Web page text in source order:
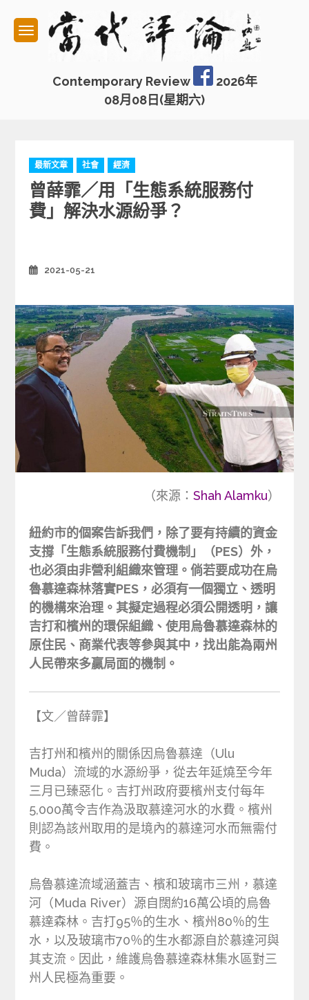
content
Contemporary Review
2026年
08月08日(星期六)
C
a
t
e
g
i
e
最新文章 社會 經濟
曾薛霏／用「生態系統服務付
費」解決水源紛爭？
2021-05-21
（來源： Shah Alamku）
紐約市的個案告訴我們，除了要有持續的資金
支撐「生態系統服務付費機制」（PES）外，
也必須由非營利組織來管理。倘若要成功在烏
魯慕達森林落實PES，必須有一個獨立、透明
的機構來治理。其擬定過程必須公開透明，讓
吉打和檳州的環保組織、使用烏魯慕達森林的
原住民、商業代表等參與其中，找出能為兩州
人民帶來多贏局面的機制。
【文／曾薛霏】
吉打州和檳州的關係因烏魯慕達（Ulu
Muda）流域的水源紛爭，從去年延燒至今年
三月已臻惡化。吉打州政府要檳州支付每年
5,000萬令吉作為汲取慕達河水的水費。檳州
則認為該州取用的是境內的慕達河水而無需付
費。
烏魯慕達流域涵蓋吉、檳和玻璃市三州，慕達
河（Muda River）源自闊約16萬公頃的烏魯
慕達森林。吉打95％的生水、檳州80％的生
水，以及玻璃市70％的生水都源自於慕達河與
其支流。因此，維護烏魯慕達森林集水區對三
州人民極為重要。